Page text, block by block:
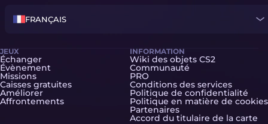
FRANÇAIS
JEUX
Échanger
Évènement
Missions
Caisses gratuites
Améliorer
Affrontements
INFORMATION
Wiki des objets CS2
Communauté
PRO
Conditions des services
Politique de confidentialité
Politique en matière de cookies
Partenaires
Accord du titulaire de la carte